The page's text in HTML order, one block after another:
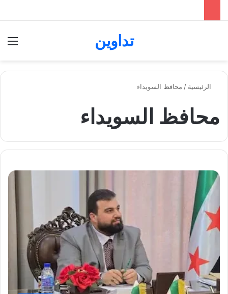
تداوين
الرئيسية / محافظ السويداء
محافظ السويداء